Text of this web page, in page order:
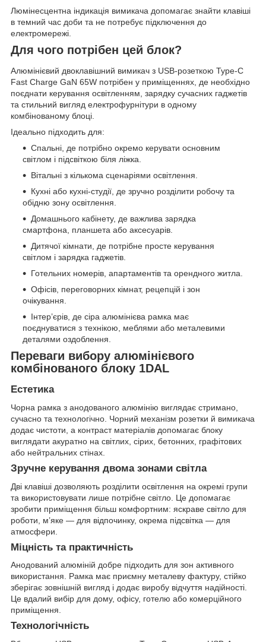
Люмінесцентна індикація вимикача допомагає знайти клавіші
в темний час доби та не потребує підключення до
електромережі.
Для чого потрібен цей блок?
Алюмінієвий двоклавішний вимикач з USB-розеткою Type-C
Fast Charge GaN 65W потрібен у приміщеннях, де необхідно
поєднати керування освітленням, зарядку сучасних гаджетів
та стильний вигляд електрофурнітури в одному
комбінованому блоці.
Ідеально підходить для:
Спальні, де потрібно окремо керувати основним
світлом і підсвіткою біля ліжка.
Вітальні з кількома сценаріями освітлення.
Кухні або кухні-студії, де зручно розділити робочу та
обідню зону освітлення.
Домашнього кабінету, де важлива зарядка
смартфона, планшета або аксесуарів.
Дитячої кімнати, де потрібне просте керування
світлом і зарядка гаджетів.
Готельних номерів, апартаментів та орендного житла.
Офісів, переговорних кімнат, рецепцій і зон
очікування.
Інтер’єрів, де сіра алюмінієва рамка має
поєднуватися з технікою, меблями або металевими
деталями оздоблення.
Переваги вибору алюмінієвого
комбінованого блоку 1DAL
Естетика
Чорна рамка з анодованого алюмінію виглядає стримано,
сучасно та технологічно. Чорний механізм розетки й вимикача
додає чистоти, а контраст матеріалів допомагає блоку
виглядати акуратно на світлих, сірих, бетонних, графітових
або нейтральних стінах.
Зручне керування двома зонами світла
Дві клавіші дозволяють розділити освітлення на окремі групи
та використовувати лише потрібне світло. Це допомагає
зробити приміщення більш комфортним: яскраве світло для
роботи, м’яке — для відпочинку, окрема підсвітка — для
атмосфери.
Міцність та практичність
Анодований алюміній добре підходить для зон активного
використання. Рамка має приємну металеву фактуру, стійко
зберігає зовнішній вигляд і додає виробу відчуття надійності.
Це вдалий вибір для дому, офісу, готелю або комерційного
приміщення.
Технологічність